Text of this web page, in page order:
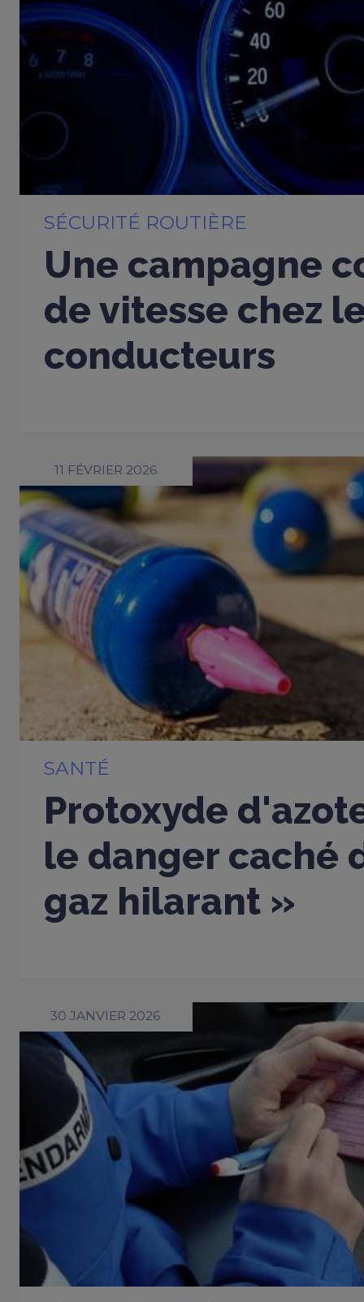
SÉCURITÉ ROUTIÈRE
Une campagne
de vitesse chez
conducteurs
11 FÉVRIER 2026
SANTÉ
Protoxyde
le danger caché
gaz hilarant »
30 JANVIER 2026